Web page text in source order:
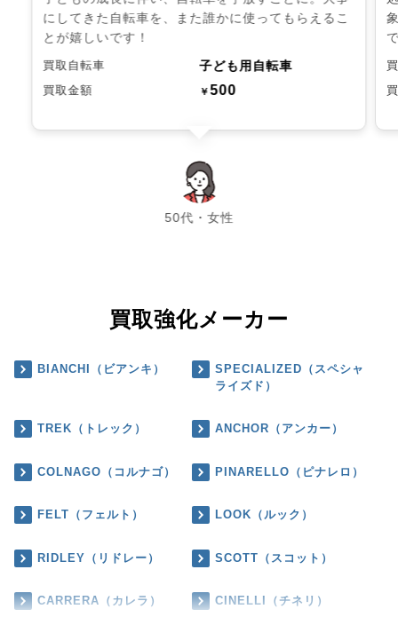
にしてきた自転車を、また誰かに使ってもらえるこ
とが嬉しいです！
買取自転車 子ども用自転車
買取金額 ￥500
50代・女性
chevron_left chevron_right
買取強化メーカー
BIANCHI（ビアンキ）
SPECIALIZED（スペシャ
ライズド）
TREK（トレック） ANCHOR（アンカー）
COLNAGO（コルナゴ） PINARELLO（ピナレロ）
FELT（フェルト） LOOK（ルック）
RIDLEY（リドレー） SCOTT（スコット）
CARRERA（カレラ） CINELLI（チネリ）